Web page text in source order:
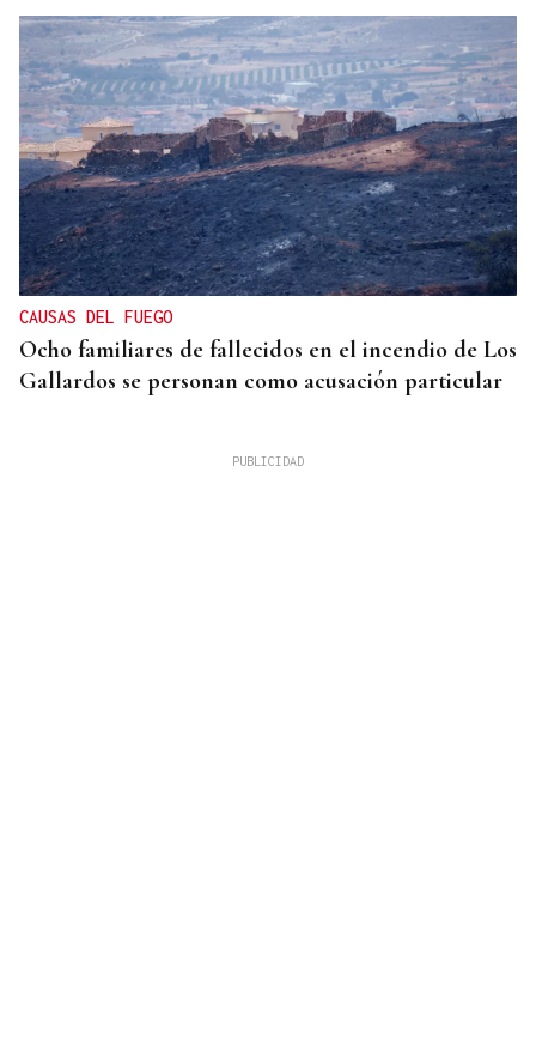
CAUSAS DEL FUEGO
Ocho familiares de fallecidos en el incendio de Los
Gallardos se personan como acusación particular